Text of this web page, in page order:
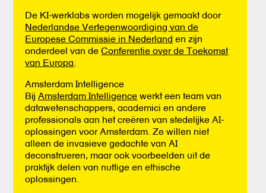
De KI-werklabs worden mogelijk gemaakt door
Nederlandse Vertegenwoordiging van de
Europese Commissie in Nederland en zijn
onderdeel van deConferentie over de Toekomst
van Europa
Amsterdam Intelligence
BijAmsterdam Intelligence werkt een team van
datawetenschappers, academici en andere
professionals aan het creëren van stedelijke AI-
oplossingen voor Amsterdam. Ze willen niet
alleen de invasieve gedachte van AI
deconstrueren, maar ook voorbeelden uit de
praktijk delen van nuttige en ethische
oplossingen.